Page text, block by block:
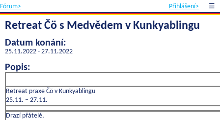
Fórum> Přihlášení> ☰
Retreat Čö s Medvědem v Kunkyablingu
Datum konání:
25.11.2022 - 27.11.2022
Popis:
Retreat praxe Čö v Kunkyablingu
25.11. – 27.11.
Drazí přátelé,